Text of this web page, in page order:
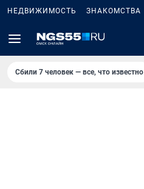
НЕДВИЖИМОСТЬ ЗНАКОМСТВА
Сбили 7 человек — все, что известно